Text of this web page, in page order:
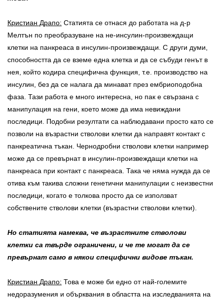
Кристиан Драпо: Статията се отнася до работата на д-р
Мелтън по преобразуване на не-инсулин-произвеждащи
клетки на панкреаса в инсулин-произвеждащи. С други думи,
способността да се вземе една клетка и да се събуди генът в
нея, който кодира специфична функция, т.е. производство на
инсулин, без да се налага да минават през ембриоподобна
фаза. Тази работа е много интересна, но пак е свързана с
манипулация на гени, което може да има невиждани
последици. Подобни резултати са наблюдавани просто като се
позволи на възрастни стволови клетки да направят контакт с
панкреатична тъкан. Чернодробни стволови клетки например
може да се превърнат в инсулин-произвеждащи клетки на
панкреаса при контакт с панкреаса. Така че няма нужда да се
отива към такива сложни генетични манипулации с неизвестни
последици, когато е толкова просто да се използват
собствените стволови клетки (възрастни стволови клетки).
Но статията намеква, че възрастните стволови
клетки са твърде ограничени, и че те могат да се
превърнат само в някои специфични видове тъкан.
Кристиан Драпо: Това е може би едно от най-големите
недоразумения и обърквания в областта на изследванията на